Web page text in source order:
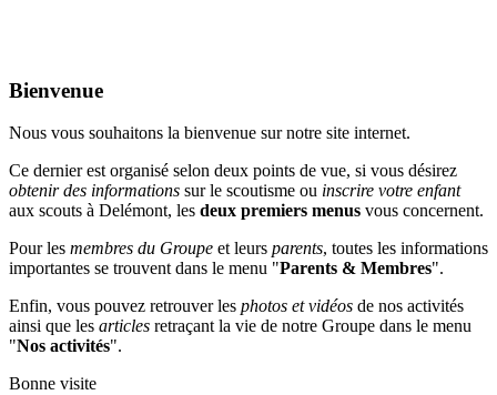
Bienvenue
Nous vous souhaitons la bienvenue sur notre site internet.
Ce dernier est organisé selon deux points de vue, si vous désirez
obtenir des informations sur le scoutisme ou inscrire votre enfant
aux scouts à Delémont, les deux premiers menus vous concernent.
Pour les membres du Groupe et leurs parents, toutes les informations
importantes se trouvent dans le menu "Parents & Membres".
Enfin, vous pouvez retrouver les photos et vidéos de nos activités
ainsi que les articles retraçant la vie de notre Groupe dans le menu
"Nos activités".
Bonne visite